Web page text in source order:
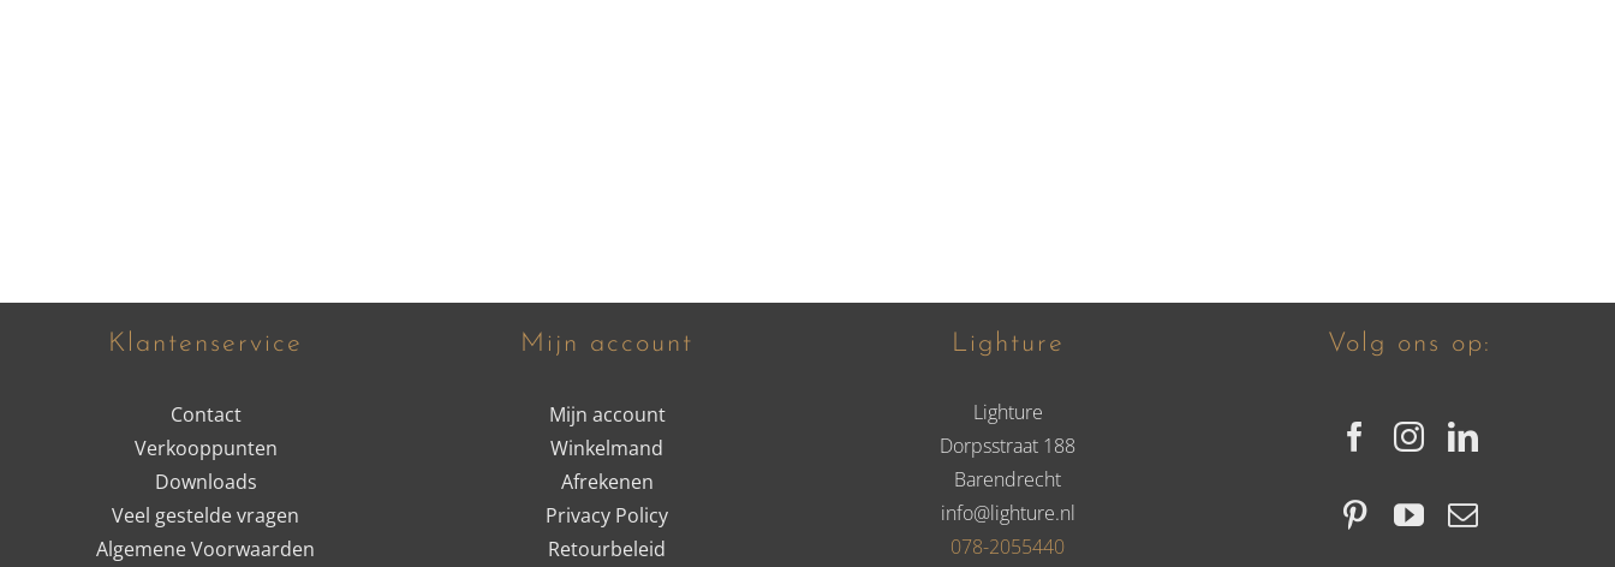
Klantenservice
Contact
Verkooppunten
Downloads
Veel gestelde vragen
Algemene Voorwaarden
Mijn account
Mijn account
Winkelmand
Afrekenen
Privacy Policy
Retourbeleid
Lighture
Lighture
Dorpsstraat 188
Barendrecht
info@lighture.nl
078-2055440
Volg ons op: